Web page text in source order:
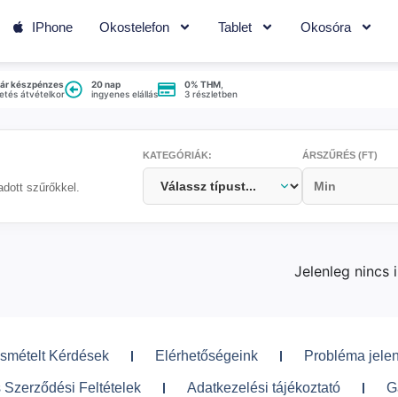
IPhone Okostelefon Tablet Okosóra
készpénzes
átvételkor
20 nap
ingyenes elállás
0% THM
3 részletben
szűrőkkel.
KATEGÓRIÁK: ÁRSZŰRÉS (FT)
Jelenleg nincs
Kérdések Elérhetőségeink Probléma
Szerződési Feltételek Adatkezelési tájékoztató